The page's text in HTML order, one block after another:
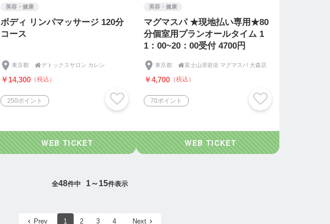
美容・健康
ボディ リンパマッサージ 120分
コース
東京都 デトックスサロン カレン
￥14,300 （税込）
250ポイント
美容・健康
マグマスパ ★現地払い専用★80
分個室用プランオールタイム 1
1：00~20：00受付 4700円
東京都 富士山溶岩浴 マグマスパ 大森店
￥4,700 （税込）
70ポイント
全48件中 1～15件表示
Prev 1 2 3 4 Next